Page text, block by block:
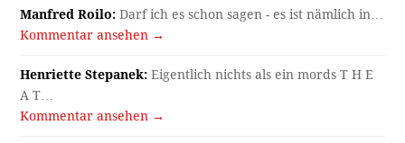
Manfred Roilo: Darf ich es schon sagen - es ist nämlich in…
Kommentar ansehen →
Henriette Stepanek: Eigentlich nichts als ein mords T H E
A T…
Kommentar ansehen →